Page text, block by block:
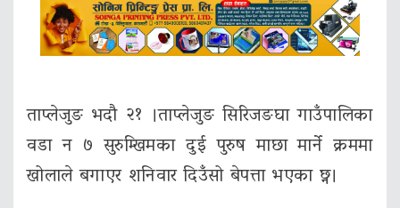
ताप्लेजुङ भदौ २१ ।ताप्लेजुङ सिरिजङघा गाउँपालिका
वडा न ७ सुरुम्खिमका दुई पुरुष माछा मार्ने क्रममा
खोलाले बगाएर शनिवार दिउँसो बेपत्ता भएका छ्न।